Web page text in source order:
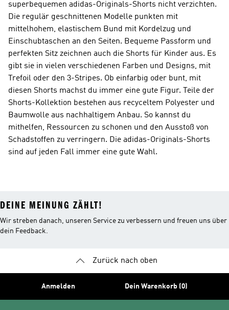
superbequemen adidas-Originals-Shorts nicht verzichten.
Die regulär geschnittenen Modelle punkten mit
mittelhohem, elastischem Bund mit Kordelzug und
Einschubtaschen an den Seiten. Bequeme Passform und
perfekten Sitz zeichnen auch die Shorts für Kinder aus. Es
gibt sie in vielen verschiedenen Farben und Designs, mit
Trefoil oder den 3-Stripes. Ob einfarbig oder bunt, mit
diesen Shorts machst du immer eine gute Figur. Teile der
Shorts-Kollektion bestehen aus recyceltem Polyester und
Baumwolle aus nachhaltigem Anbau. So kannst du
mithelfen, Ressourcen zu schonen und den Ausstoß von
Schadstoffen zu verringern. Die adidas-Originals-Shorts
sind auf jeden Fall immer eine gute Wahl.
DEINE MEINUNG ZÄHLT!
Wir streben danach, unseren Service zu verbessern und freuen uns über
dein Feedback.
Zurück nach oben
Anmelden Dein Warenkorb (0)